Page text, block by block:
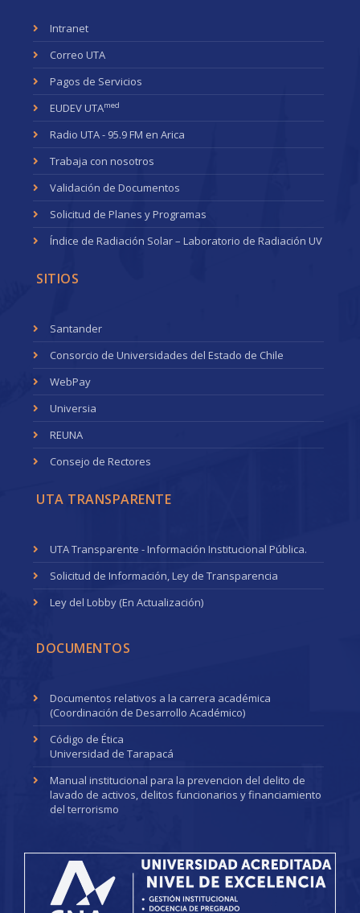
Intranet
Correo UTA
Pagos de Servicios
EUDEV UTAmed
Radio UTA - 95.9 FM en Arica
Trabaja con nosotros
Validación de Documentos
Solicitud de Planes y Programas
Índice de Radiación Solar – Laboratorio de Radiación UV
SITIOS
Santander
Consorcio de Universidades del Estado de Chile
WebPay
Universia
REUNA
Consejo de Rectores
UTA TRANSPARENTE
UTA Transparente - Información Institucional Pública.
Solicitud de Información, Ley de Transparencia
Ley del Lobby (En Actualización)
DOCUMENTOS
Documentos relativos a la carrera académica
(Coordinación de Desarrollo Académico)
Código de Ética
Universidad de Tarapacá
Manual institucional para la prevencion del delito de
lavado de activos, delitos funcionarios y financiamiento
del terrorismo